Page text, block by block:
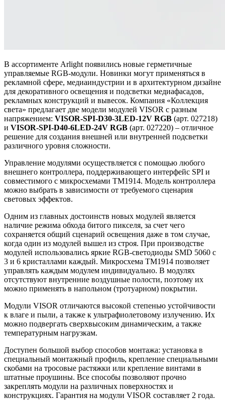
В ассортименте Arlight появились новые герметичные
управляемые RGB-модули. Новинки могут применяться в
рекламной сфере, медиаиндустрии и в архитектурном дизайне
для декоративного освещения и подсветки медиафасадов,
рекламных конструкций и вывесок. Компания «Коллекция
света» предлагает две модели модулей VISOR с разным
напряжением: VISOR-SPI-D30-3LED-12V RGB (арт. 027218)
и VISOR-SPI-D40-6LED-24V RGB (арт. 027220) – отличное
решение для создания внешней или внутренней подсветки
различного уровня сложности.
Управление модулями осуществляется с помощью любого
внешнего контроллера, поддерживающего интерфейс SPI и
совместимого с микросхемами ТМ1914. Модель контроллера
можно выбрать в зависимости от требуемого сценария
световых эффектов.
Одним из главных достоинств новых модулей является
наличие режима обхода битого пикселя, за счет чего
сохраняется общий сценарий освещения даже в том случае,
когда один из модулей вышел из строя. При производстве
модулей использовались яркие RGB-светодиоды SMD 5060 с
3 и 6 кристаллами каждый. Микросхема ТМ1914 позволяет
управлять каждым модулем индивидуально. В модулях
отсутствуют внутренние воздушные полости, поэтому их
можно применять в напольном (тротуарном) покрытии.
Модули VISOR отличаются высокой степенью устойчивости
к влаге и пыли, а также к ультрафиолетовому излучению. Их
можно подвергать сверхвысоким динамическим, а также
температурным нагрузкам.
Доступен большой выбор способов монтажа: установка в
специальный монтажный профиль, крепление специальными
скобами на тросовые растяжки или крепление винтами в
штатные проушины. Все способы позволяют прочно
закреплять модули на различных поверхностях и
конструкциях. Гарантия на модули VISOR составляет 2 года.